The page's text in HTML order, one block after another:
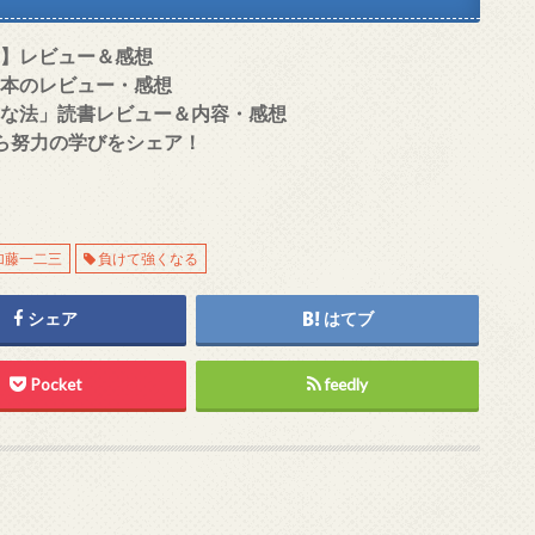
レビュー＆感想
のレビュー・感想
法」読書レビュー＆内容・感想
力の学びをシェア！
藤一二三 負けて強くなる
シェア はてブ
Pocket feedly